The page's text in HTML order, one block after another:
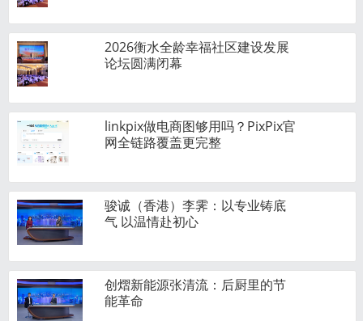
2026衡水全龄幸福社区建设发展
论坛圆满闭幕
linkpix做电商图够用吗？PixPix官
网全链路覆盖更完整
骏诚（香港）李霁：以专业铸底
气 以温情赴初心
创熠新能源张清流：后厨里的节
能革命